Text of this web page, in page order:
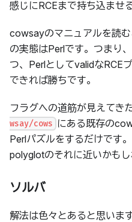
感じにRCEまで持ち込ませ
cowsayのマニュアルを読
の実態はPerlです。つまり
つ、PerlとしてvalidなRCE
できれば勝ちです。
フラグへの道筋が見えてき
wsay/cows にある既存の
Perlパズルをするだけです
polyglotのそれに近いかもし
ソルバ
解法は色々とあると思いま